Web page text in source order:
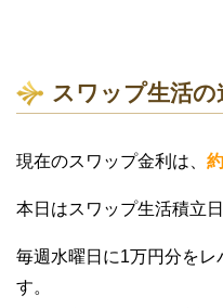
スワップ生活の
現在のスワップ金利は、
本日はスワップ生活積立日
毎週水曜日に1万円分をレ
す。